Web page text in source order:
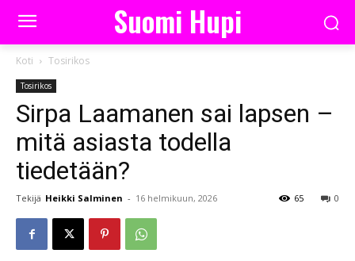
Suomi Hupi
Koti Tosirikos
Tosirikos
Sirpa Laamanen sai lapsen –
mitä asiasta todella
tiedetään?
Tekijä Heikki Salminen - 16 helmikuun, 2026 0
65